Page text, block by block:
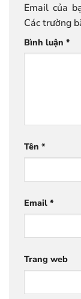
Email của
Các trường
Bình luận *
Tên *
Email *
Trang web